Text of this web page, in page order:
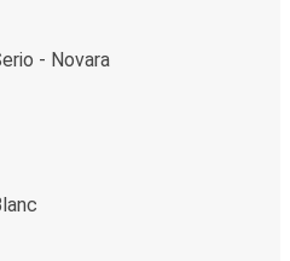
biletu.
sprawia, że podróż
od innych środków
i nie znasz go zbyt
wiedzieć.
- Novara